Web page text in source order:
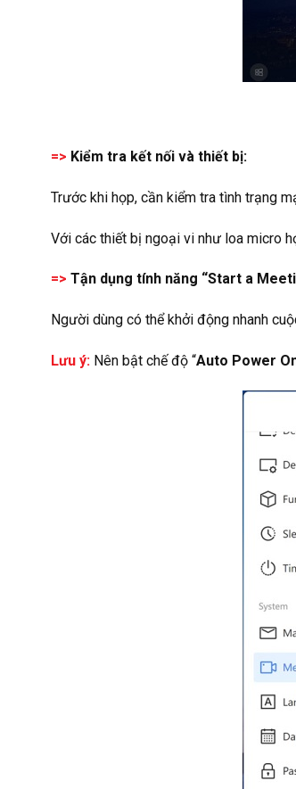
=> Kiểm tra kết nối và thiết bị:
Trước khi họp, cần kiểm tra tình trạng
Với các thiết bị ngoại vi như loa micro
=> Tận dụng tính năng “Start a
Người dùng có thể khởi động nhanh
Lưu ý: Nên bật chế độ “Auto Power